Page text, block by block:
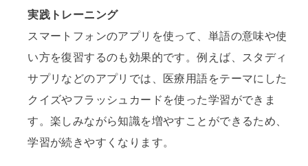
実践トレーニング
スマートフォンのアプリを使って、単語の意味や使
い方を復習するのも効果的です。例えば、スタディ
サプリなどのアプリでは、医療用語をテーマにした
クイズやフラッシュカードを使った学習ができま
す。楽しみながら知識を増やすことができるため、
学習が続きやすくなります。